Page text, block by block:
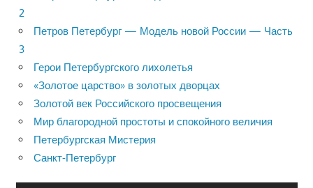
2
Петров Петербург — Модель новой России — Часть
3
Герои Петербургского лихолетья
«Золотое царство» в золотых дворцах
Золотой век Российского просвещения
Мир благородной простоты и спокойного величия
Петербургская Мистерия
Санкт-Петербург